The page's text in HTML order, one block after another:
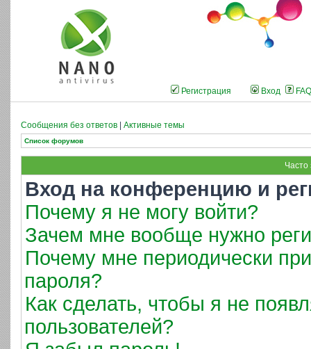
Регистрация Вход FAQ
Сообщения без ответов Активные темы
Список форумов
Часто
Вход на конференцию и
Почему я не могу войти?
Зачем мне вообще нужно
Почему мне периодически
пароля?
Как сделать, чтобы я не
пользователей?